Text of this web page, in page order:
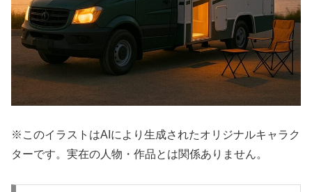
※このイラストはAIにより生成されたオリジナルキャラク
ターです。実在の人物・作品とは関係ありません。